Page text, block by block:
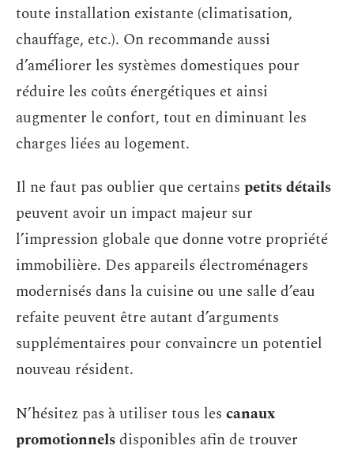
toute installation existante (climatisation,
chauffage, etc.). On recommande aussi
d’améliorer les systèmes domestiques pour
réduire les coûts énergétiques et ainsi
augmenter le confort, tout en diminuant les
charges liées au logement.
Il ne faut pas oublier que certains petits détails
peuvent avoir un impact majeur sur
l’impression globale que donne votre propriété
immobilière. Des appareils électroménagers
modernisés dans la cuisine ou une salle d’eau
refaite peuvent être autant d’arguments
supplémentaires pour convaincre un potentiel
nouveau résident.
N’hésitez pas à utiliser tous les canaux
promotionnelsdisponibles afin de trouver